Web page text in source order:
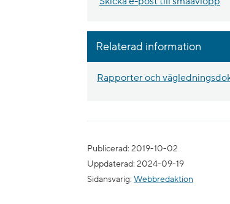
Relaterad information
Rapporter och
Publicerad: 2019-10-02
Uppdaterad: 2024-09-19
Sidansvarig: Webbredaktion